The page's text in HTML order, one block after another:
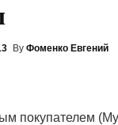
By Фоменко Евгений
покупателем